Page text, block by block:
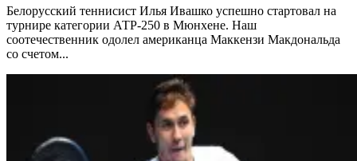
Белорусский теннисист Илья Ивашко успешно стартовал на
турнире категории АТР-250 в Мюнхене. Наш
соотечественник одолел американца Маккензи Макдональда
со счетом...